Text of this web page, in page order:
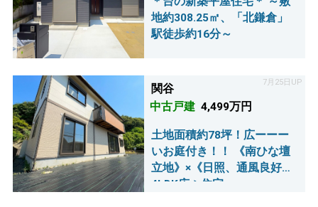
地約308.25㎡、「北鎌倉」
駅徒歩約16分～
7月25日UP
関谷
中古戸建 4,499万円
土地面積約78坪！広ーーー
いお庭付き！！ 《南ひな壇
立地》×《日照、通風良好》
4LDK広々住宅